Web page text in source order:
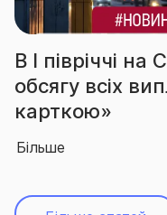
припало 26%